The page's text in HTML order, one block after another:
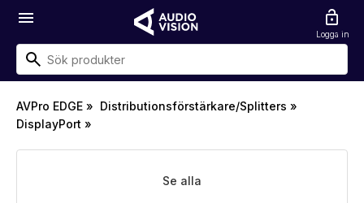
menu lock_open
Logga in
AVPro EDGE » Distributionsförstärkare/Splitters »
DisplayPort »
Se alla